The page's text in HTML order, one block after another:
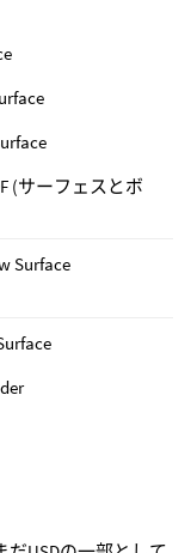
(サーフェスとボ
Surface